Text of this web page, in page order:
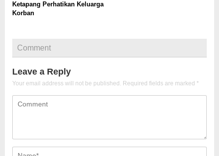
Ketapang Perhatikan Keluarga
Korban
Comment
Leave a Reply
Your email address will not be published. Required fields are marked *